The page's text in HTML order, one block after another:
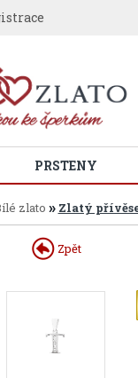
PRSTENY
zlato » Zlatý
Zpět